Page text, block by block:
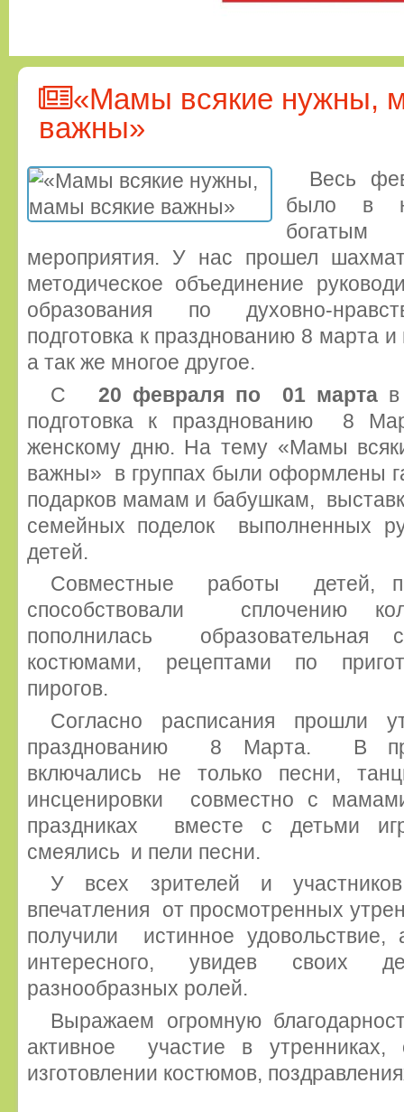
«Мамы всякие нужны,
важны»
Весь
было в
богатым
мероприятия. У нас прошел
методическое объединение
образования по духовно-
подготовка к празднованию 8 марта
а так же многое другое.
С 20 февраля по 01 марта
подготовка к празднованию 8
женскому дню. На тему «Мамы
важны» в группах были оформлены
подарков мамам и бабушкам,
семейных поделок выполненных
детей.
Совместные работы детей,
способствовали сплочению
пополнилась образовательная
костюмами, рецептами по
пирогов.
Согласно расписания прошли
празднованию 8 Марта. В
включались не только песни,
инсценировки совместно с
праздниках вместе с детьми
смеялись и пели песни.
У всех зрителей и
впечатления от просмотренных
получили истинное
интересного, увидев своих
разнообразных ролей.
Выражаем огромную
активное участие в
изготовлении костюмов,